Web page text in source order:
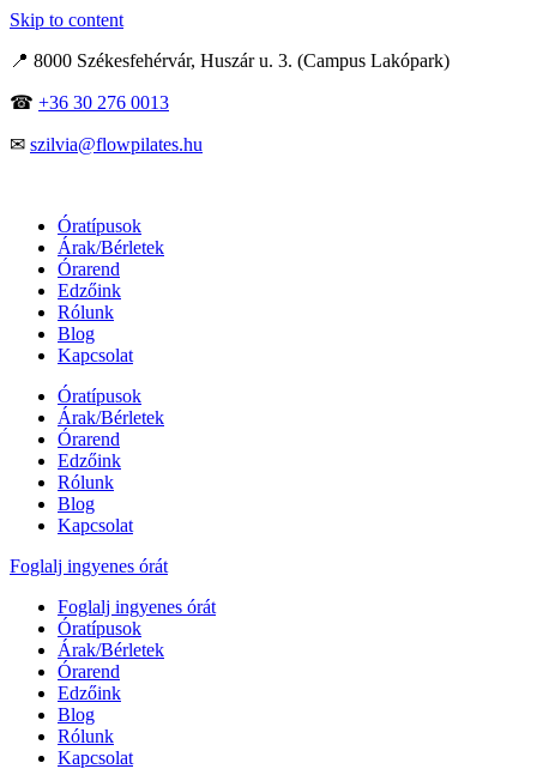
Skip to content
📍 8000 Székesfehérvár, Huszár u. 3. (Campus Lakópark)
☎ +36 30 276 0013
✉ szilvia@flowpilates.hu
Óratípusok
Árak/Bérletek
Órarend
Edzőink
Rólunk
Blog
Kapcsolat
Óratípusok
Árak/Bérletek
Órarend
Edzőink
Rólunk
Blog
Kapcsolat
Foglalj ingyenes órát
Foglalj ingyenes órát
Óratípusok
Árak/Bérletek
Órarend
Edzőink
Blog
Rólunk
Kapcsolat